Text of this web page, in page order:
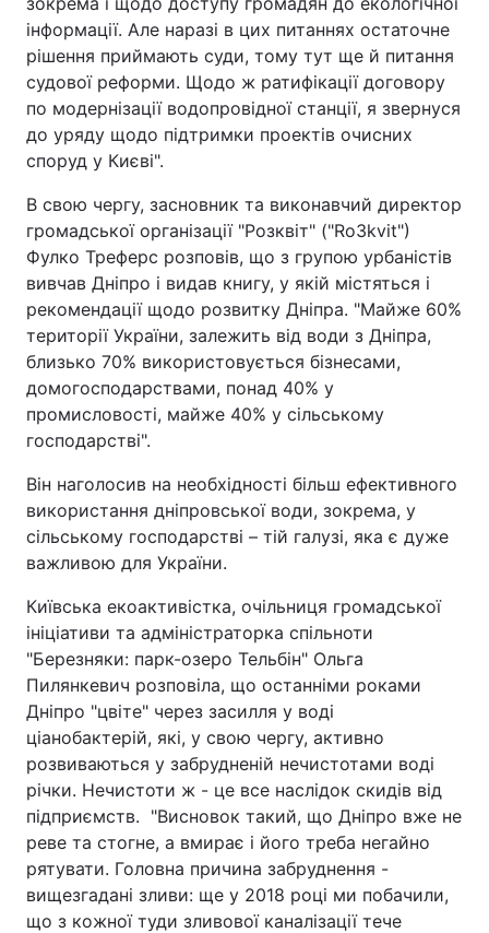
інформації. Але наразі в цих питаннях остаточне
рішення приймають суди, тому тут ще й питання
судової реформи. Щодо ж ратифікації договору
по модернізації водопровідної станції, я звернуся
до уряду щодо підтримки проектів очисних
споруд у Києві".
В свою чергу, засновник та виконавчий директор
громадської організації "Розквіт" ("Ro3kvit")
Фулко Треферс розповів, що з групою урбаністів
вивчав Дніпро і видав книгу, у якій містяться і
рекомендації щодо розвитку Дніпра. "Майже 60%
території України, залежить від води з Дніпра,
близько 70% використовується бізнесами,
домогосподарствами, понад 40% у
промисловості, майже 40% у сільському
господарстві".
Він наголосив на необхідності більш ефективного
використання дніпровської води, зокрема, у
сільському господарстві – тій галузі, яка є дуже
важливою для України.
Київська екоактивістка, очільниця громадської
ініціативи та адміністраторка спільноти
"Березняки: парк-озеро Тельбін" Ольга
Пилянкевич розповіла, що останніми роками
Дніпро "цвіте" через засилля у воді
ціанобактерій, які, у свою чергу, активно
розвиваються у забрудненій нечистотами воді
річки. Нечистоти ж - це все наслідок скидів від
підприємств. "Висновок такий, що Дніпро вже не
реве та стогне, а вмирає і його треба негайно
рятувати. Головна причина забруднення -
вищезгадані зливи: ще у 2018 році ми побачили,
що з кожної туди зливової каналізації тече